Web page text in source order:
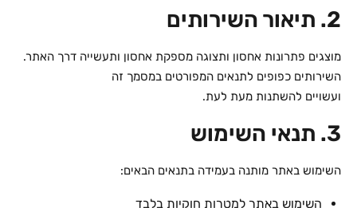
2. תיאור השירותים
מוצגים פתרונות אחסון ותצוגה מספקת אחסון ותעשייה דרך האתר.
השירותים כפופים לתנאים המפורטים במסמך זה
ועשויים להשתנות מעת לעת.
3. תנאי השימוש
השימוש באתר מותנה בעמידה בתנאים הבאים:
השימוש באתר למטרות חוקיות בלבד